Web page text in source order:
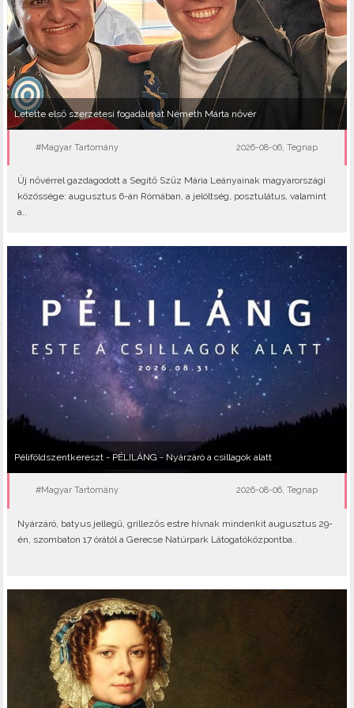
Letette első szerzetesi fogadalmát Németh Márta nővér
#Magyar Tartomány 2026-08-06, Tegnap
Új nővérrel gazdagodott a Segítő Szűz Mária Leányainak magyarországi
közössége: augusztus 6-án Rómában, a jelöltség, posztulátus, valamint
a..
Péliföldszentkereszt - PÉLILÁNG - Nyárzáró a csillagok alatt
#Magyar Tartomány 2026-08-06, Tegnap
Nyárzáró, batyus jellegű, grillezős estre hívnak mindenkit augusztus 29-
én, szombaton 17 órától a Gerecse Natúrpark Látogatóközpontba..